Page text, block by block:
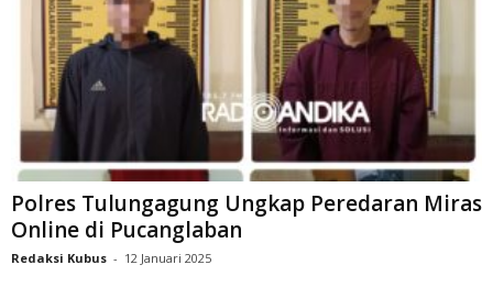
Polres Tulungagung Ungkap Peredaran Miras
Online di Pucanglaban
Redaksi Kubus - 12 Januari 2025